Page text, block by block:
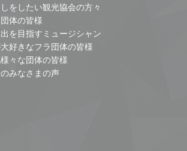
をしたい観光協会の方々
体の皆様
を目指すミュージシャン
好きなフラ団体の皆様
々な団体の皆様
みなさまの声